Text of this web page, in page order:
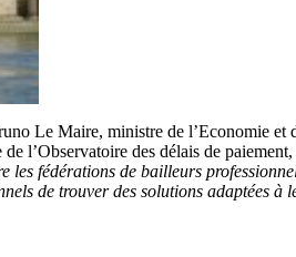
Le Maire, ministre de l’Economie et
l’Observatoire des délais de
les fédérations de bailleurs
de trouver des solutions adaptées à